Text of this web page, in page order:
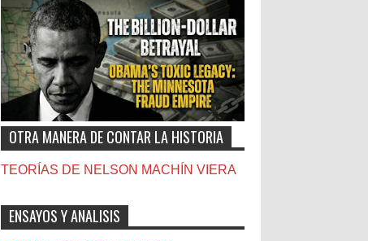
OTRA MANERA DE CONTAR LA HISTORIA
TEORÍAS DE NELSON MACHÍN VIERA
ENSAYOS Y ANALISIS